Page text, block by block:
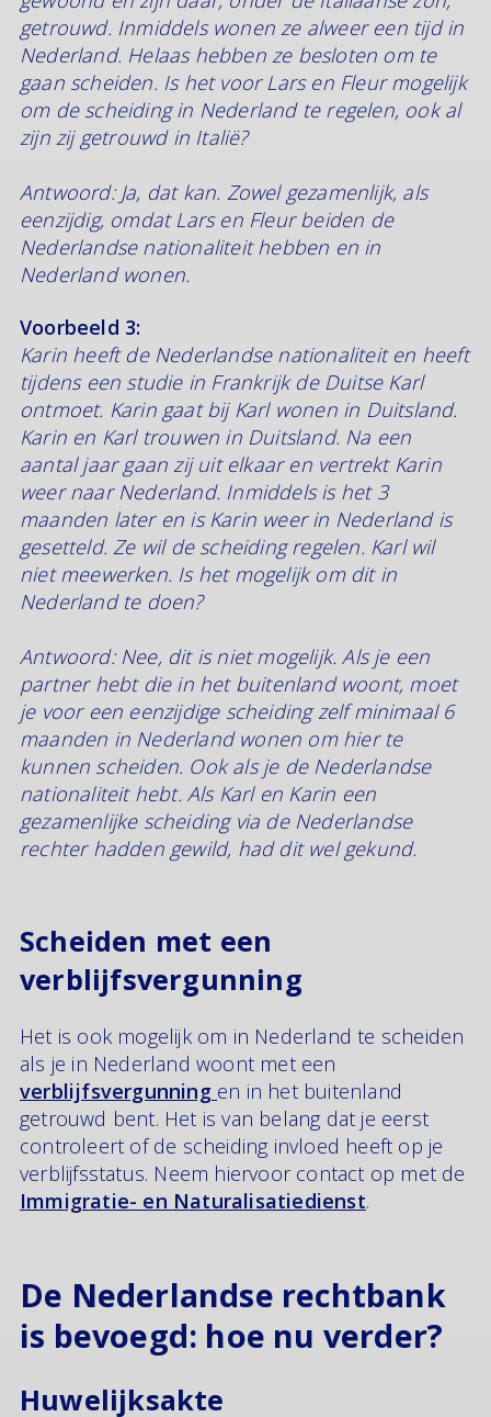
getrouwd. Inmiddels wonen ze alweer een tijd in
Nederland. Helaas hebben ze besloten om te
gaan scheiden. Is het voor Lars en Fleur mogelijk
om de scheiding in Nederland te regelen, ook al
zijn zij getrouwd in Italië?
Antwoord: Ja, dat kan. Zowel gezamenlijk, als
eenzijdig, omdat Lars en Fleur beiden de
Nederlandse nationaliteit hebben en in
Nederland wonen.
Voorbeeld 3:
Karin heeft de Nederlandse nationaliteit en heeft
tijdens een studie in Frankrijk de Duitse Karl
ontmoet. Karin gaat bij Karl wonen in Duitsland.
Karin en Karl trouwen in Duitsland. Na een
aantal jaar gaan zij uit elkaar en vertrekt Karin
weer naar Nederland. Inmiddels is het 3
maanden later en is Karin weer in Nederland is
gesetteld. Ze wil de scheiding regelen. Karl wil
niet meewerken. Is het mogelijk om dit in
Nederland te doen?
Antwoord: Nee, dit is niet mogelijk. Als je een
partner hebt die in het buitenland woont, moet
je voor een eenzijdige scheiding zelf minimaal 6
maanden in Nederland wonen om hier te
kunnen scheiden. Ook als je de Nederlandse
nationaliteit hebt. Als Karl en Karin een
gezamenlijke scheiding via de Nederlandse
rechter hadden gewild, had dit wel gekund.
Scheiden met een
verblijfsvergunning
Het is ook mogelijk om in Nederland te scheiden
als je in Nederland woont met een
verblijfsvergunning en in het buitenland
getrouwd bent. Het is van belang dat je eerst
controleert of de scheiding invloed heeft op je
verblijfsstatus. Neem hiervoor contact op met de
Immigratie- en Naturalisatiedienst.
De Nederlandse rechtbank
is bevoegd: hoe nu verder?
Huwelijksakte